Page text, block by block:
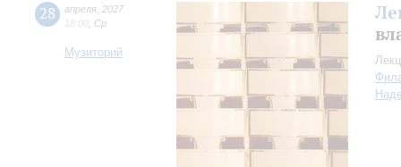
28 апреля 2027
18:00 Ср
Музиторий